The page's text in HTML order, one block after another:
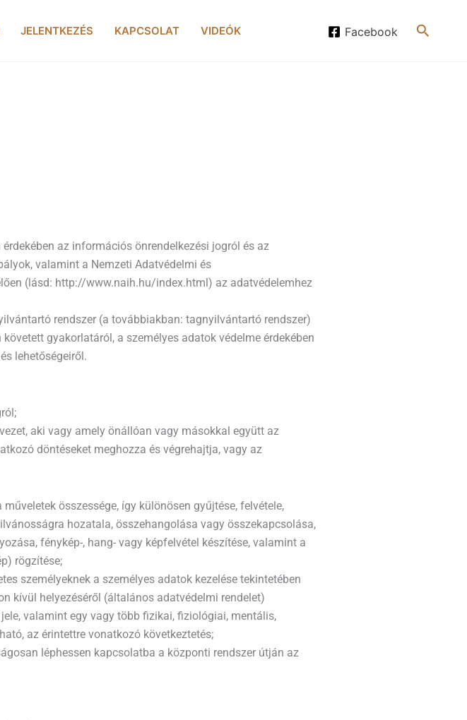
JELENTKEZÉS KAPCSOLAT VIDEÓK Facebook Search
az információs önrendelkezési jogról és az
valamint a Nemzeti Adatvédelmi és
(lásd: http://www.naih.hu/index.html) az adatvédelemhez
rendszer (a továbbiakban: tagnyilvántartó rendszer)
gyakorlatáról, a személyes adatok védelme érdekében
lehetőségeiről.
aki vagy amely önállóan vagy másokkal együtt az
döntéseket meghozza és végrehajtja, vagy az
összessége, így különösen gyűjtése, felvétele,
hozatala, összehangolása vagy összekapcsolása,
fénykép-, hang- vagy képfelvétel készítése, valamint a
rögzítése;
személyeknek a személyes adatok kezelése tekintetében
kívül helyezéséről (általános adatvédelmi rendelet)
valamint egy vagy több fizikai, fiziológiai, mentális,
az érintettre vonatkozó következtetés;
léphessen kapcsolatba a központi rendszer útján az